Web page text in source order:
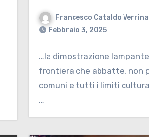
Francesco Cataldo Verrina
Febbraio 3, 2025
…la dimostrazione
frontiera che abbatte, non
comuni e tutti i limiti
…